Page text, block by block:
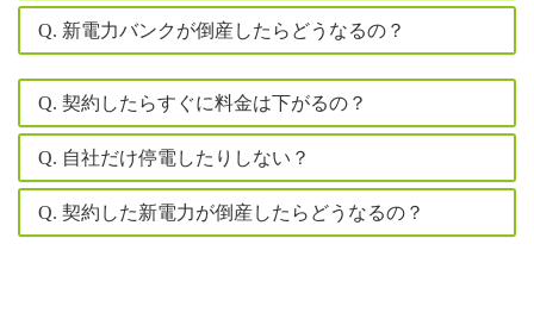
Q. 新電力バンクが倒産したらどうなるの？
Q. 契約したらすぐに料金は下がるの？
Q. 自社だけ停電したりしない？
Q. 契約した新電力が倒産したらどうなるの？